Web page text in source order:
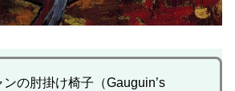
の肘掛け椅子（Gauguin’s